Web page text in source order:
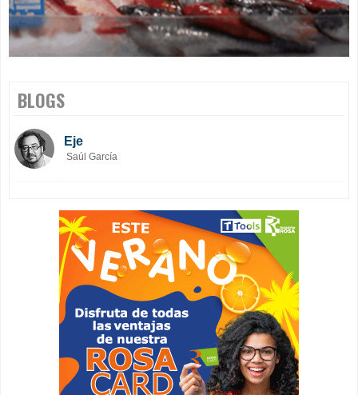
BLOGS
Eje
Saúl García